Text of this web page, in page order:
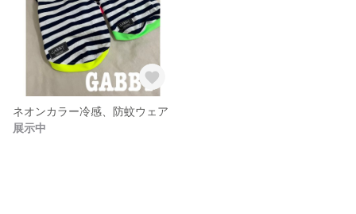
ネオンカラー冷感、防蚊ウェア
展示中